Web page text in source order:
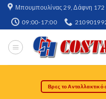
Μπουμπουλίνας 29, Δάφνη 172
09:00-17:00
Βρες το Ανταλλακτικό